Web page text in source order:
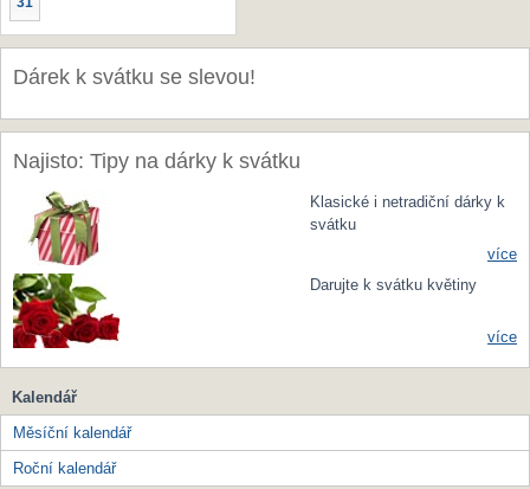
Dárek k svátku se slevou!
Najisto: Tipy na dárky k svátku
Klasické i netradiční dárky k
svátku
více
Darujte k svátku květiny
více
Kalendář
Měsíční kalendář
Roční kalendář